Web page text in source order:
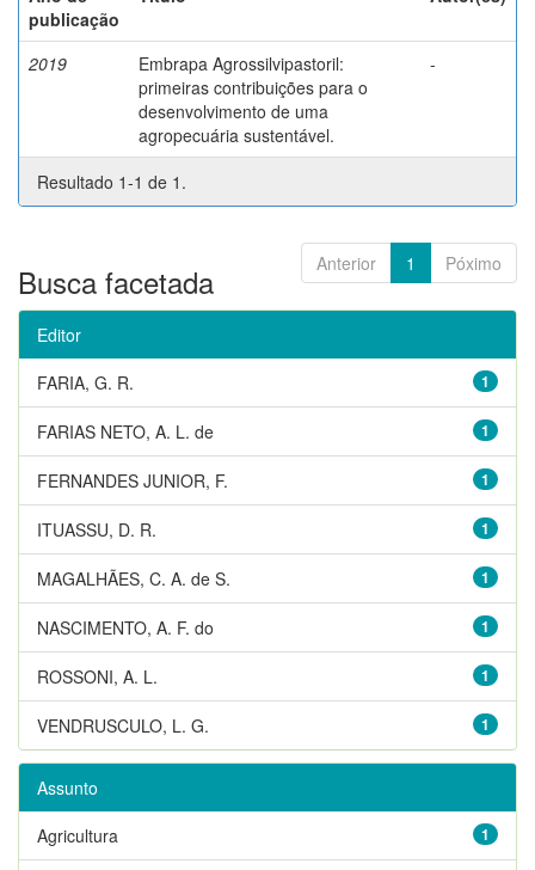
publicação
2019
Embrapa Agrossilvipastoril:
primeiras contribuições para o
desenvolvimento de uma
agropecuária sustentável.
-
Resultado 1-1 de 1.
Anterior 1 Póximo
Busca facetada
Editor
1
FARIA, G. R.
1
FARIAS NETO, A. L. de
1
FERNANDES JUNIOR, F.
1
ITUASSU, D. R.
1
MAGALHÃES, C. A. de S.
1
NASCIMENTO, A. F. do
1
ROSSONI, A. L.
1
VENDRUSCULO, L. G.
Assunto
1
Agricultura